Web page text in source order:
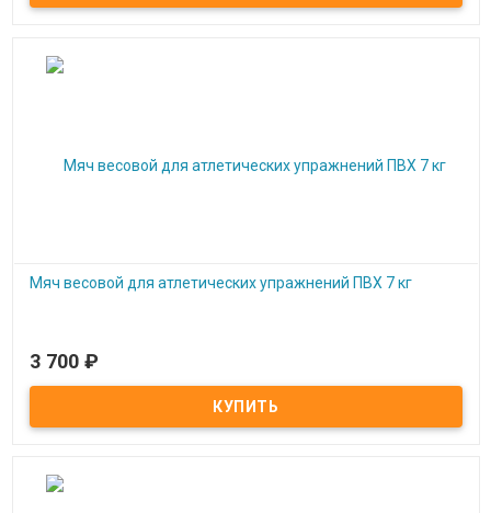
Мяч весовой для атлетических упражнений ПВХ 7 кг
Под заказ
Мяч весовой для атлетических упражнений ПВХ 7 кг
3 700 ₽